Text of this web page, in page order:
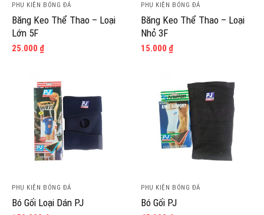
PHỤ KIỆN BÓNG ĐÁ
Băng Keo Thể Thao – Loại
Lớn 5F
25.000 ₫
PHỤ KIỆN BÓNG ĐÁ
Băng Keo Thể Thao – Loại
Nhỏ 3F
15.000 ₫
PHỤ KIỆN BÓNG ĐÁ
Bó Gối Loại Dán PJ
PHỤ KIỆN BÓNG ĐÁ
Bó Gối PJ